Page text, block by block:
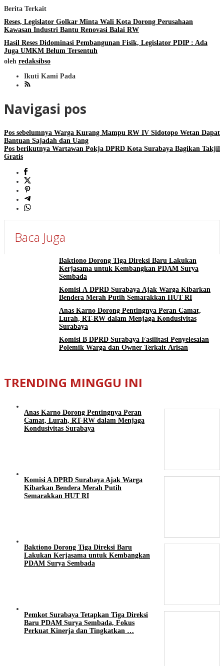
Berita Terkait
Reses, Legislator Golkar Minta Wali Kota Dorong Perusahaan
Kawasan Industri Bantu Renovasi Balai RW
Hasil Reses Didominasi Pembangunan Fisik, Legislator PDIP : Ada
Juga UMKM Belum Tersentuh
oleh redaksibso
Ikuti Kami Pada
Navigasi pos
Pos sebelumnya Warga Kurang Mampu RW IV Sidotopo Wetan Dapat
Bantuan Sajadah dan Uang
Pos berikutnya Wartawan Pokja DPRD Kota Surabaya Bagikan Takjil
Gratis
Baca Juga
Baktiono Dorong Tiga Direksi Baru Lakukan
Kerjasama untuk Kembangkan PDAM Surya
Sembada
Komisi A DPRD Surabaya Ajak Warga Kibarkan
Bendera Merah Putih Semarakkan HUT RI
Anas Karno Dorong Pentingnya Peran Camat,
Lurah, RT-RW dalam Menjaga Kondusivitas
Surabaya
Komisi B DPRD Surabaya Fasilitasi Penyelesaian
Polemik Warga dan Owner Terkait Arisan
TRENDING MINGGU INI
Anas Karno Dorong Pentingnya Peran
Camat, Lurah, RT-RW dalam Menjaga
Kondusivitas Surabaya
Komisi A DPRD Surabaya Ajak Warga
Kibarkan Bendera Merah Putih
Semarakkan HUT RI
Baktiono Dorong Tiga Direksi Baru
Lakukan Kerjasama untuk Kembangkan
PDAM Surya Sembada
Pemkot Surabaya Tetapkan Tiga Direksi
Baru PDAM Surya Sembada, Fokus
Perkuat Kinerja dan Tingkatkan …